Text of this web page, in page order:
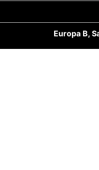
Europa B,